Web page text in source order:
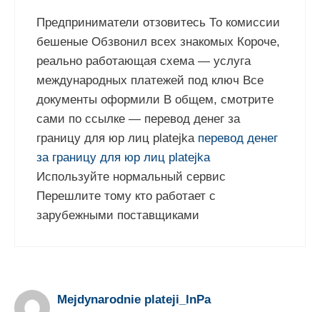
Предприниматели отзовитесь То комиссии
бешеные Обзвонил всех знакомых Короче,
реально работающая схема — услуга
международных платежей под ключ Все
документы оформили В общем, смотрите
сами по ссылке — перевод денег за
границу для юр лиц platejka перевод денег
за границу для юр лиц platejka
Используйте нормальный сервис
Перешлите тому кто работает с
зарубежными поставщиками
Mejdynarodnie plateji_lnPa